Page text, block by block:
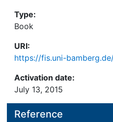
Type:
Book
URI:
https://fis.uni-
Activation date:
July 13, 2015
Reference